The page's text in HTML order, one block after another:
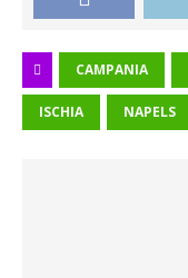
CAMPANIA
ISCHIA NAPELS